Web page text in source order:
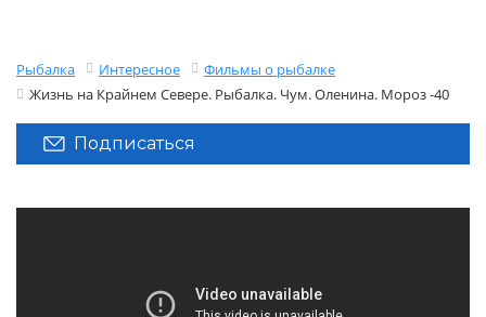
Рыбалка Интересное
Фильмы о рыбалке
Жизнь на Крайнем Севере. Рыбалка. Чум. Оленина. Мороз -40
Подписаться